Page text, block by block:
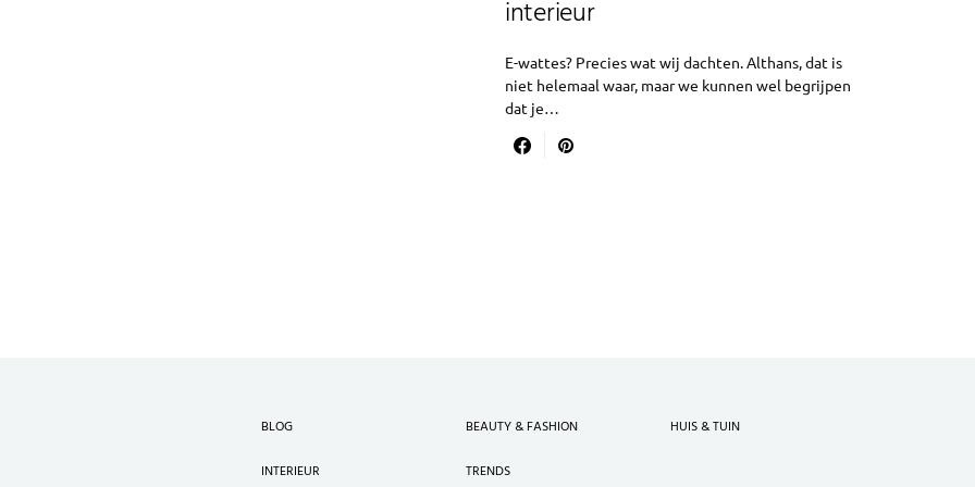
interieur
E-wattes? Precies wat wij dachten. Althans, dat is
niet helemaal waar, maar we kunnen wel begrijpen
dat je…
BLOG BEAUTY & FASHION HUIS & TUIN
INTERIEUR TRENDS